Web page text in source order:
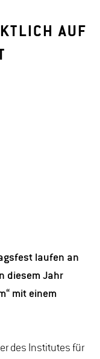
AUF
laufen an
diesem Jahr
mit einem
des Institutes für